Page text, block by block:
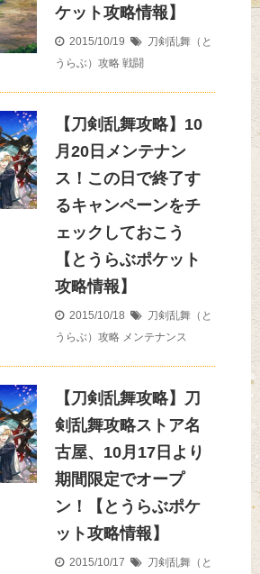
ケット攻略情報】
2015/10/19
刀剣乱舞（と
うらぶ）攻略 戦闘
【刀剣乱舞攻略】10
月20日メンテナン
ス！この日で終了す
るキャンペーンをチ
ェックしておこう
【とうらぶポケット
攻略情報】
2015/10/18
刀剣乱舞（と
うらぶ）攻略 メンテナンス
【刀剣乱舞攻略】刀
剣乱舞攻略ストア名
古屋、10月17日より
期間限定でオープ
ン！【とうらぶポケ
ット攻略情報】
2015/10/17
刀剣乱舞（と